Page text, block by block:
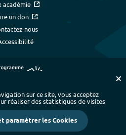
académie
un don
nous
- Index alphabétique
-
- Paramétrer les cookies
Crédits
sur ce site, vous acceptez
réaliser des statistiques de visites
paramétrer les Cookies